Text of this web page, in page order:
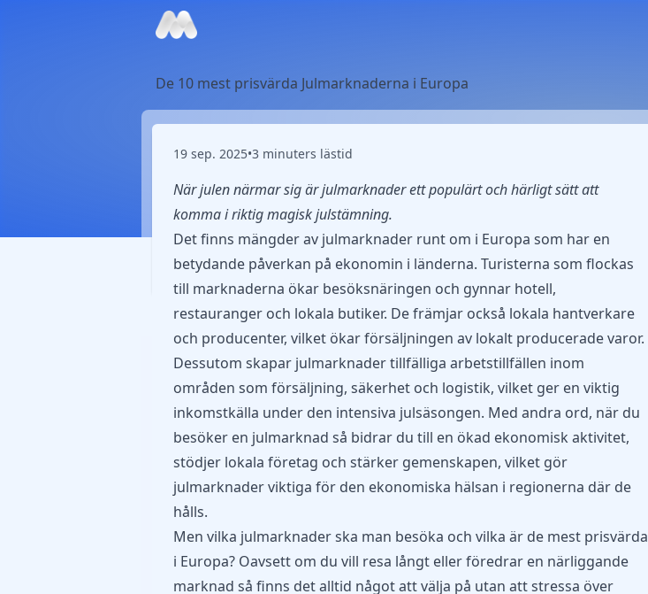
De 10 mest prisvärda Julmarknaderna i Europa
19 sep. 2025•3 minuters lästid
När julen närmar sig är julmarknader ett populärt och härligt sätt att
komma i riktig magisk julstämning.
Det finns mängder av julmarknader runt om i Europa som har en
betydande påverkan på ekonomin i länderna. Turisterna som flockas
till marknaderna ökar besöksnäringen och gynnar hotell,
restauranger och lokala butiker. De främjar också lokala hantverkare
och producenter, vilket ökar försäljningen av lokalt producerade varor.
Dessutom skapar julmarknader tillfälliga arbetstillfällen inom
områden som försäljning, säkerhet och logistik, vilket ger en viktig
inkomstkälla under den intensiva julsäsongen. Med andra ord, när du
besöker en julmarknad så bidrar du till en ökad ekonomisk aktivitet,
stödjer lokala företag och stärker gemenskapen, vilket gör
julmarknader viktiga för den ekonomiska hälsan i regionerna där de
hålls.
Men vilka julmarknader ska man besöka och vilka är de mest prisvärda
i Europa? Oavsett om du vill resa långt eller föredrar en närliggande
marknad så finns det alltid något att välja på utan attstressa över